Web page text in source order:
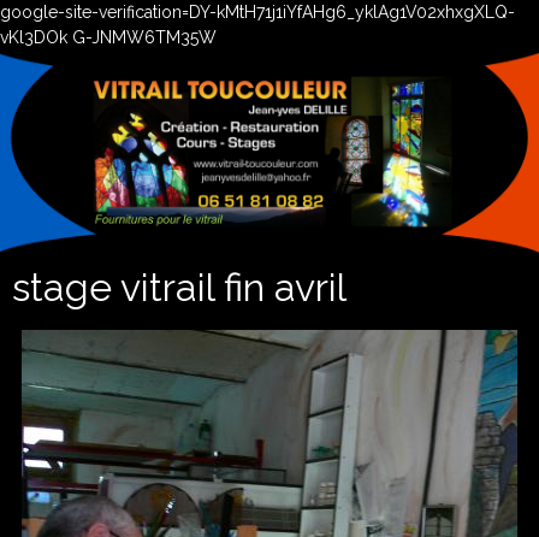
google-site-verification=DY-kMtH71j1iYfAHg6_yklAg1V02xhxgXLQ-
vKl3DOk G-JNMW6TM35W
stage vitrail fin avril